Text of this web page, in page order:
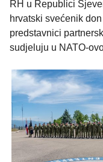
RH u Republici
hrvatski svećenik
predstavnici
sudjeluju u NATO-